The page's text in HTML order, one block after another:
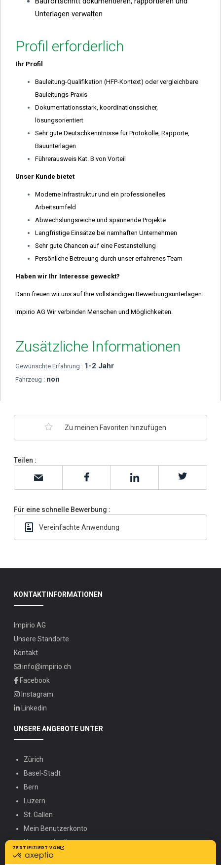
Unterlagen verwalten
Profil erforderlich
Ihr Profil
Bauleitung-Qualifikation (HFP-Kontext) oder vergleichbare
Bauleitungs-Praxis
Dokumentationsstark, koordinationssicher,
lösungsorientiert
Sehr gute Deutschkenntnisse für Protokolle, Rapporte,
Bauunterlagen
Führerausweis Kat. B von Vorteil
Unser Kunde bietet
Moderne Infrastruktur und ein professionelles
Arbeitsumfeld
Abwechslungsreiche und spannende Projekte
Langfristige Einsätze bei namhaften Unternehmen
Sehr gute Chancen auf eine Festanstellung
Persönliche Betreuung durch unser erfahrenes Team
Haben wir Ihr Interesse geweckt?
Dann freuen wir uns auf Ihre vollständigen Bewerbungsunterlagen.
Impirio AG Wir verbinden Menschen und Möglichkeiten.
Zusätzliche Informationen
Gewünschte Erfahrung : 1-2 Jahr
Fahrzeug : non
Zu meinen Favoriten hinzufügen
Teilen :
Für eine schnelle Bewerbung :
Vereinfachte Anwendung
Haben
Sie
Interesse
an dieser
Stelle?
KONTAKTINFORMATIONEN
Impirio AG
Unsere Standorte
Kontakt
info@impirio.ch
Facebook
Instagram
Linkedin
UNSERE ANGEBOTE UNTER
Zürich
Basel-Stadt
Bern
Luzern
St. Gallen
Mein Benutzerkonto
Nutzungsbedingungen
SAMSIC-EMPLOI.CH